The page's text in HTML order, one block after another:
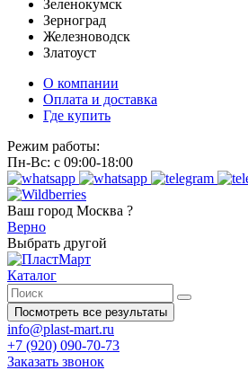
Зеленокумск
Зерноград
Железноводск
Златоуст
О компании
Оплата и доставка
Где купить
Режим работы:
Пн-Вс: с 09:00-18:00
Ваш город Москва ?
Верно
Выбрать другой
Каталог
Посмотреть все результаты
info@plast-mart.ru
+7 (920) 090-70-73
Заказать звонок